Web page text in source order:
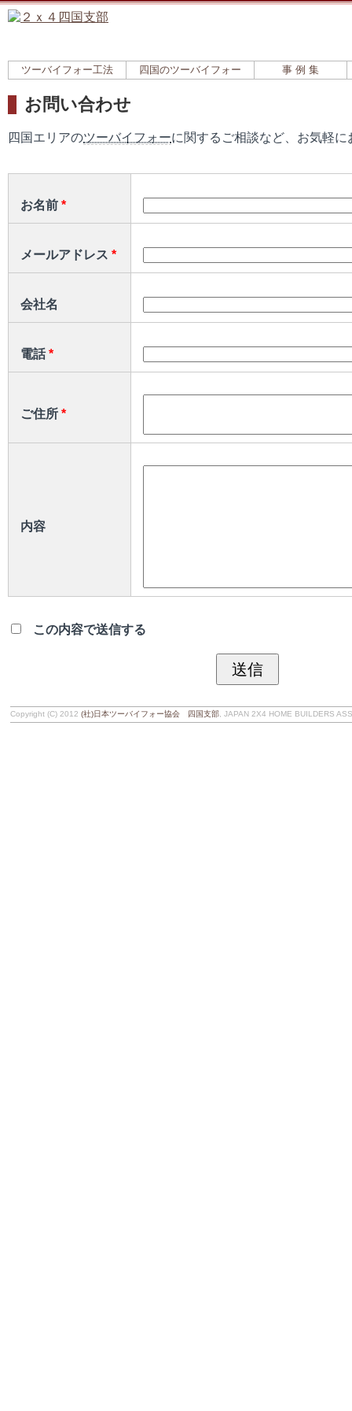
ツーバイフォー工法 四国のツーバイフォー 事 例 集
お問い合わせ
四国エリアのツーバイフォーに関するご相談など、お気軽に
お名前 *
メールアドレス *
会社名
電話*
ご住所 *
内容
この内容で送信する
Copyright (C) 2012 (社)日本ツーバイフォー協会 四国支部 , JAPAN 2X4 HOME BUILDERS